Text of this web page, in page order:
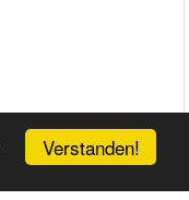
Verstanden!